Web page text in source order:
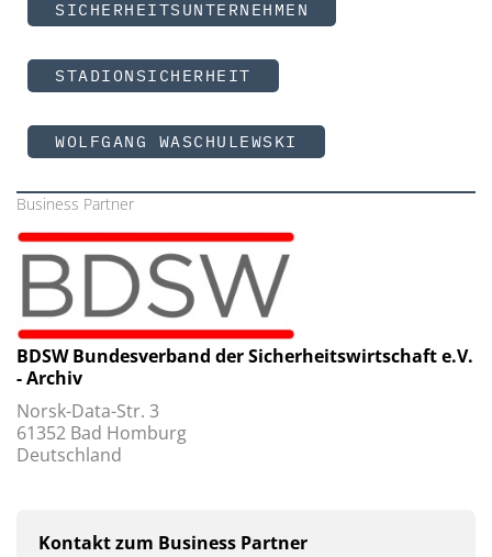
SICHERHEITSUNTERNEHMEN
STADIONSICHERHEIT
WOLFGANG WASCHULEWSKI
Business Partner
BDSW Bundesverband der Sicherheitswirtschaft e.V.
- Archiv
Norsk-Data-Str. 3
61352 Bad Homburg
Deutschland
Kontakt zum Business Partner